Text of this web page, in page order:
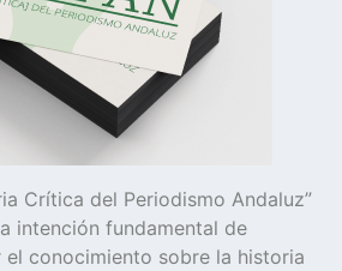
Crítica del Periodismo Andaluz”
intención fundamental de
conocimiento sobre la historia